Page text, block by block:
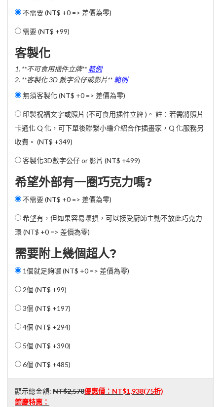
不需要 (NT$ +0 => 差價為零)
需要 (NT$ +99)
客製化
1. **不可食用插件立牌** 範例
2. **客製化 3D 數字公仔或影片** 範例
無須客製化 (NT$ +0 => 差價為零)
印製祝福文字或照片 (不可食用插件立牌 )。 註：若需將照片
卡通化 Q 化，可下單後聯繫小編介紹合作插畫家，Q 化服務另
收費。 (NT$ +349)
客製化3D數字公仔 or 影片 (NT$ +499)
希望外部有一圈巧克力嗎?
不需要 (NT$ +0 => 差價為零)
希望有，但如果容易壞損，可以接受廚師主動不放此巧克力
環 (NT$ +0 => 差價為零)
需要附上幾個超人?
1個就足夠囉 (NT$ +0 => 差價為零)
2個 (NT$ +99)
3個 (NT$ +197)
4個 (NT$ +294)
5個 (NT$ +390)
6個 (NT$ +485)
顯示總金額: NT$2,578優惠價： NT$1,938(75折)
節慶特惠：